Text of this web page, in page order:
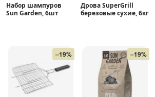
Набор шампуров
Sun Garden, 6шт
Дрова SuperGrill
березовые сухие, 6кг
–19% –19%